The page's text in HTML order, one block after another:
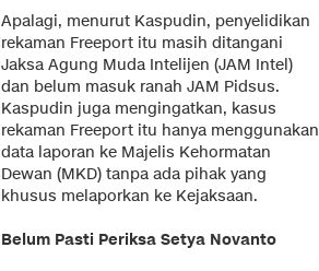
Apalagi, menurut Kaspudin, penyelidikan
rekaman Freeport itu masih ditangani
Jaksa Agung Muda Intelijen (JAM Intel)
dan belum masuk ranah JAM Pidsus.
Kaspudin juga mengingatkan, kasus
rekaman Freeport itu hanya menggunakan
data laporan ke Majelis Kehormatan
Dewan (MKD) tanpa ada pihak yang
khusus melaporkan ke Kejaksaan.
Belum Pasti Periksa Setya Novanto